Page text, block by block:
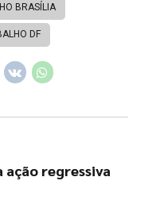
BRASÍLIA
DF
ação regressiva